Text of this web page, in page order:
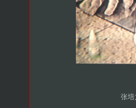
张培